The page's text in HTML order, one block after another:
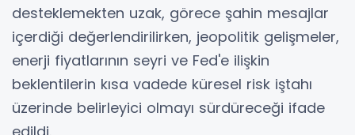
desteklemekten uzak, görece şahin mesajlar
içerdiği değerlendirilirken, jeopolitik gelişmeler,
enerji fiyatlarının seyri ve Fed'e ilişkin
beklentilerin kısa vadede küresel risk iştahı
üzerinde belirleyici olmayı sürdüreceği ifade